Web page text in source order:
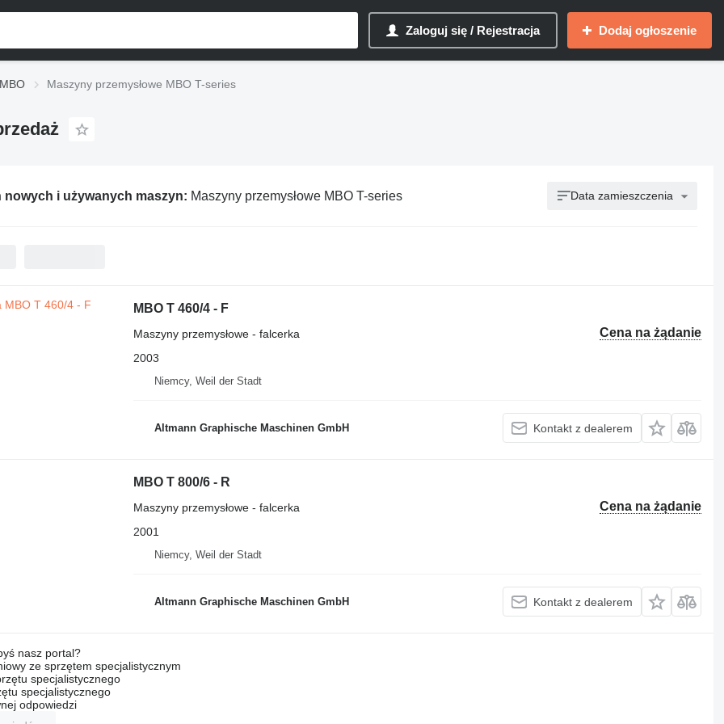
Zaloguj się / Rejestracja Dodaj ogłoszenie
Maszyny przemysłowe MBO T-series
nowych i używanych maszyn: Maszyny przemysłowe MBO T-series Data zamieszczenia
MBO T 460/4 - F
Cena na żądanie
Maszyny przemysłowe - falcerka
2003
Niemcy, Weil der Stadt
Altmann Graphische Maschinen GmbH Kontakt z dealerem
MBO T 800/6 - R
Cena na żądanie
Maszyny przemysłowe - falcerka
2001
Niemcy, Weil der Stadt
Altmann Graphische Maschinen GmbH Kontakt z dealerem
nasz portal?
ze sprzętem specjalistycznym
specjalistycznego
specjalistycznego
odpowiedzi